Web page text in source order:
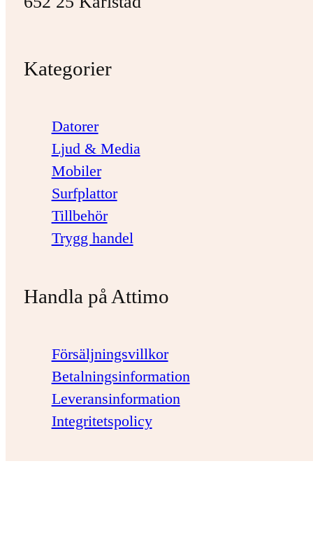
Kategorier
Datorer
Ljud & Media
Mobiler
Surfplattor
Tillbehör
Trygg handel
Handla på Attimo
Försäljningsvillkor
Betalningsinformation
Leveransinformation
Integritetspolicy